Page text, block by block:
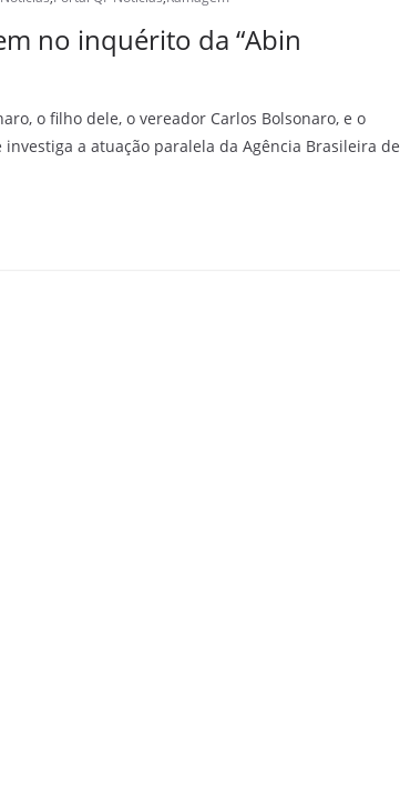
no inquérito da “Abin
o filho dele, o vereador Carlos Bolsonaro, e o
a atuação paralela da Agência Brasileira de